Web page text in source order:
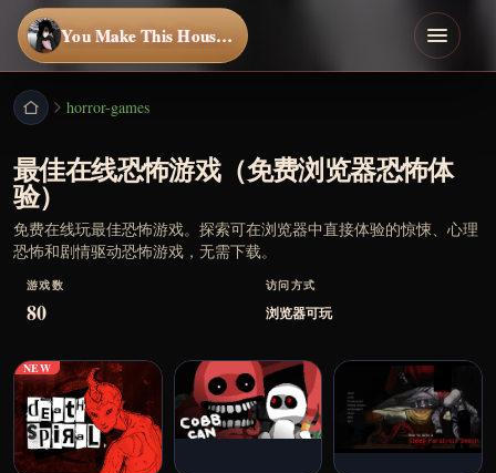
You Make This House a Home
horror-games
最佳在线恐怖游戏（免费浏览器恐怖体
验）
免费在线玩最佳恐怖游戏。探索可在浏览器中直接体验的惊悚、心理
恐怖和剧情驱动恐怖游戏，无需下载。
游戏数
80
访问方式
浏览器可玩
NEW